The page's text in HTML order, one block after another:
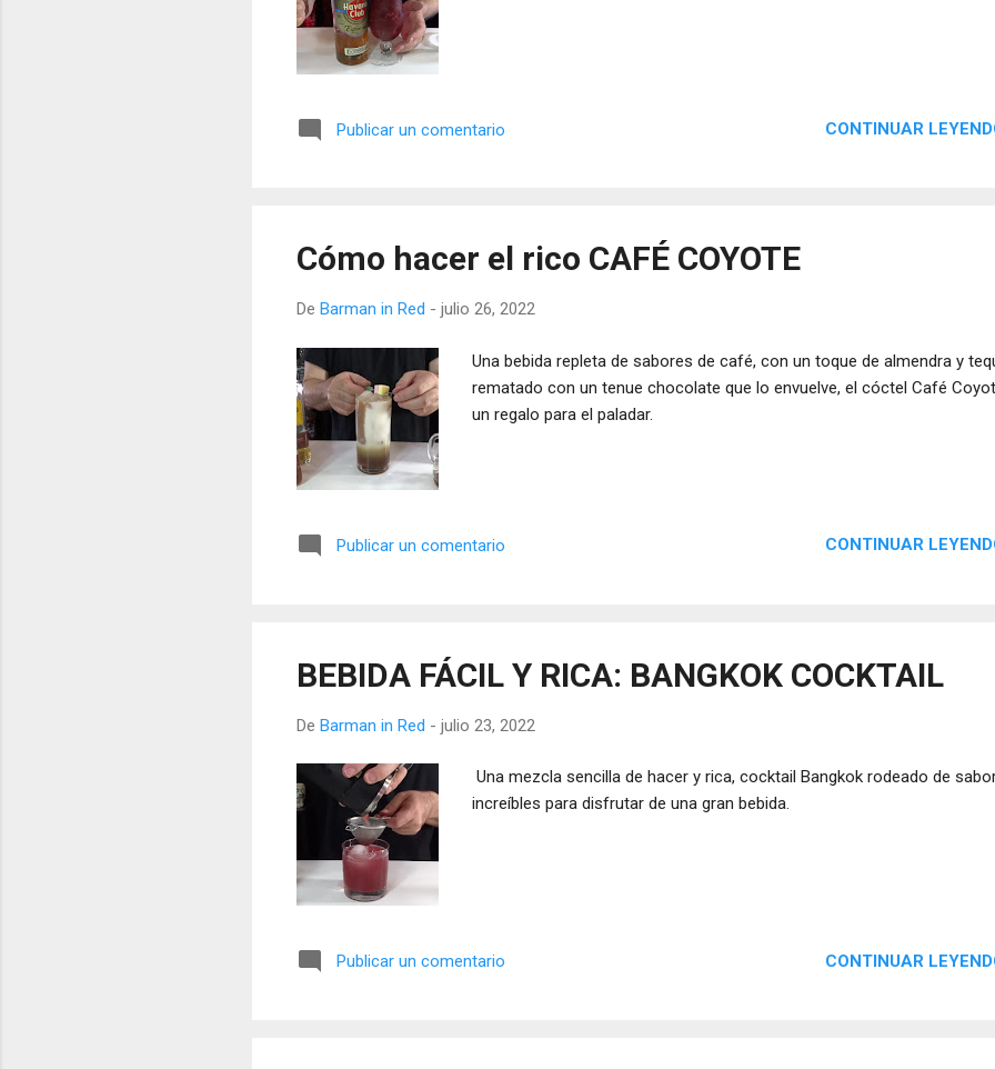
Publicar un comentario CONTINUAR
Cómo hacer el rico CAFÉ COYOTE
De Barman in Red - julio 26, 2022
Una bebida repleta de sabores de café, con un toque de almendra y
rematado con un tenue chocolate que lo envuelve, el cóctel Café
un regalo para el paladar.
Publicar un comentario CONTINUAR
BEBIDA FÁCIL Y RICA: BANGKOK COCKTAIL
De Barman in Red - julio 23, 2022
Una mezcla sencilla de hacer y rica, cocktail Bangkok rodeado de
increíbles para disfrutar de una gran bebida.
Publicar un comentario CONTINUAR